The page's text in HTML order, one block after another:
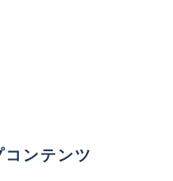
コンテンツ